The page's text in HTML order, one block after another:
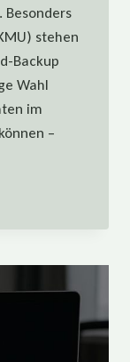
Besonders
stehen
Backup
Wahl
im
–